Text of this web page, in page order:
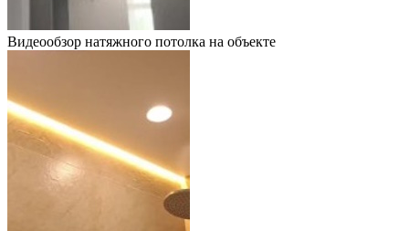
Видеообзор натяжного потолка на объекте